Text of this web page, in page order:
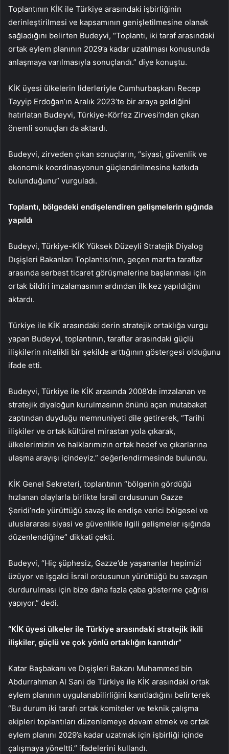
Toplantının KİK ile Türkiye arasındaki işbirliğinin
derinleştirilmesi ve kapsamının genişletilmesine olanak
sağladığını belirten Budeyvi, “Toplantı, iki taraf arasındaki
ortak eylem planının 2029’a kadar uzatılması konusunda
anlaşmaya varılmasıyla sonuçlandı.” diye konuştu.
KİK üyesi ülkelerin liderleriyle Cumhurbaşkanı Recep
Tayyip Erdoğan’ın Aralık 2023’te bir araya geldiğini
hatırlatan Budeyvi, Türkiye-Körfez Zirvesi’nden çıkan
önemli sonuçları da aktardı.
Budeyvi, zirveden çıkan sonuçların, “siyasi, güvenlik ve
ekonomik koordinasyonun güçlendirilmesine katkıda
bulunduğunu” vurguladı.
Toplantı, bölgedeki endişelendiren gelişmelerin ışığında
yapıldı
Budeyvi, Türkiye-KİK Yüksek Düzeyli Stratejik Diyalog
Dışişleri Bakanları Toplantısı’nın, geçen martta taraflar
arasında serbest ticaret görüşmelerine başlanması için
ortak bildiri imzalamasının ardından ilk kez yapıldığını
aktardı.
Türkiye ile KİK arasındaki derin stratejik ortaklığa vurgu
yapan Budeyvi, toplantının, taraflar arasındaki güçlü
ilişkilerin nitelikli bir şekilde arttığının göstergesi olduğunu
ifade etti.
Budeyvi, Türkiye ile KİK arasında 2008’de imzalanan ve
stratejik diyaloğun kurulmasının önünü açan mutabakat
zaptından duyduğu memnuniyeti dile getirerek, “Tarihi
ilişkiler ve ortak kültürel mirastan yola çıkarak,
ülkelerimizin ve halklarımızın ortak hedef ve çıkarlarına
ulaşma arayışı içindeyiz.” değerlendirmesinde bulundu.
KİK Genel Sekreteri, toplantının “bölgenin gördüğü
hızlanan olaylarla birlikte İsrail ordusunun Gazze
Şeridi’nde yürüttüğü savaş ile endişe verici bölgesel ve
uluslararası siyasi ve güvenlikle ilgili gelişmeler ışığında
düzenlendiğine” dikkati çekti.
Budeyvi, “Hiç şüphesiz, Gazze’de yaşananlar hepimizi
üzüyor ve işgalci İsrail ordusunun yürüttüğü bu savaşın
durdurulması için bize daha fazla çaba gösterme çağrısı
yapıyor.” dedi.
“KİK üyesi ülkeler ile Türkiye arasındaki stratejik ikili
ilişkiler, güçlü ve çok yönlü ortaklığın kanıtıdır”
Katar Başbakanı ve Dışişleri Bakanı Muhammed bin
Abdurrahman Al Sani de Türkiye ile KİK arasındaki ortak
eylem planının uygulanabilirliğini kanıtladığını belirterek
“Bu durum iki tarafı ortak komiteler ve teknik çalışma
ekipleri toplantıları düzenlemeye devam etmek ve ortak
eylem planını 2029’a kadar uzatmak için işbirliği içinde
çalışmaya yöneltti.” ifadelerini kullandı.